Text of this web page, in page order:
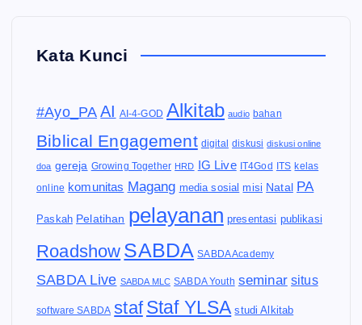
Kata Kunci
#Ayo_PA AI AI-4-GOD Alkitab audio bahan
Biblical Engagement digital diskusi diskusi online
doa gereja Growing Together HRD IG Live IT4God ITS kelas
online komunitas Magang media sosial misi Natal PA
Paskah Pelatihan pelayanan presentasi publikasi
Roadshow SABDA SABDA Academy
SABDA Live SABDA MLC SABDA Youth seminar situs
software SABDA staf Staf YLSA studi Alkitab